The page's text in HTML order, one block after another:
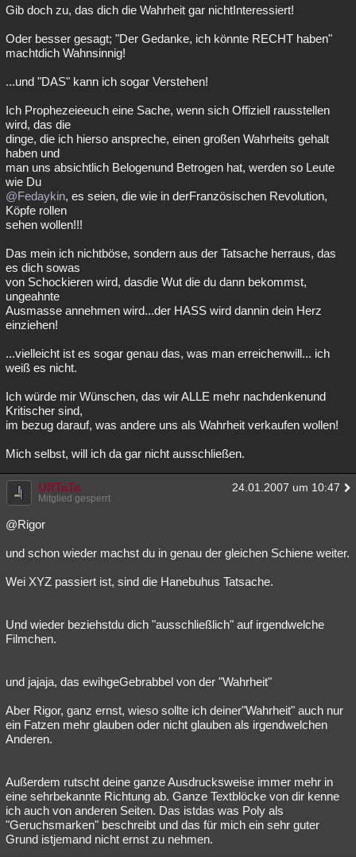
Gib doch zu, das dich die Wahrheit gar nichtInteressiert!
Oder besser gesagt; "Der Gedanke, ich könnte RECHT haben"
machtdich Wahnsinnig!
...und "DAS" kann ich sogar Verstehen!
Ich Prophezeieeuch eine Sache, wenn sich Offiziell rausstellen
wird, das die
dinge, die ich hierso anspreche, einen großen Wahrheits gehalt
haben und
man uns absichtlich Belogenund Betrogen hat, werden so Leute
wie Du
@Fedaykin, es seien, die wie in derFranzösischen Revolution,
Köpfe rollen
sehen wollen!!!
Das mein ich nichtböse, sondern aus der Tatsache herraus, das
es dich sowas
von Schockieren wird, dasdie Wut die du dann bekommst,
ungeahnte
Ausmasse annehmen wird...der HASS wird dannin dein Herz
einziehen!
...vielleicht ist es sogar genau das, was man erreichenwill... ich
weiß es nicht.
Ich würde mir Wünschen, das wir ALLE mehr nachdenkenund
Kritischer sind,
im bezug darauf, was andere uns als Wahrheit verkaufen wollen!
Mich selbst, will ich da gar nicht ausschließen.
UffTaTa 24.01.2007 um 10:47
Mitglied gesperrt
@Rigor
und schon wieder machst du in genau der gleichen Schiene weiter.
Wei XYZ passiert ist, sind die Hanebuhus Tatsache.
Und wieder beziehstdu dich "ausschließlich" auf irgendwelche
Filmchen.
und jajaja, das ewihgeGebrabbel von der "Wahrheit"
Aber Rigor, ganz ernst, wieso sollte ich deiner"Wahrheit" auch nur
ein Fatzen mehr glauben oder nicht glauben als irgendwelchen
Anderen.
Außerdem rutscht deine ganze Ausdrucksweise immer mehr in
eine sehrbekannte Richtung ab. Ganze Textblöcke von dir kenne
ich auch von anderen Seiten. Das istdas was Poly als
"Geruchsmarken" beschreibt und das für mich ein sehr guter
Grund istjemand nicht ernst zu nehmen.